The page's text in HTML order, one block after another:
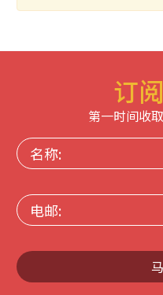
订
第一时间收
名
称:
电
邮: